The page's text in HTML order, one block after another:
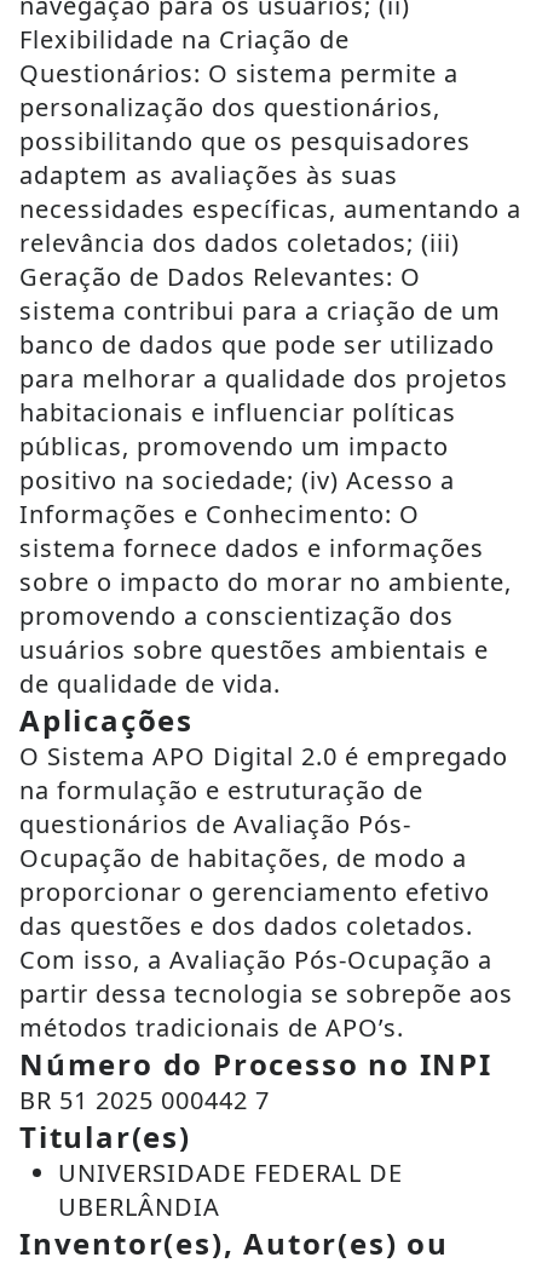
Flexibilidade na Criação de
Questionários: O sistema permite a
personalização dos questionários,
possibilitando que os pesquisadores
adaptem as avaliações às suas
necessidades específicas, aumentando a
relevância dos dados coletados; (iii)
Geração de Dados Relevantes: O
sistema contribui para a criação de um
banco de dados que pode ser utilizado
para melhorar a qualidade dos projetos
habitacionais e influenciar políticas
públicas, promovendo um impacto
positivo na sociedade; (iv) Acesso a
Informações e Conhecimento: O
sistema fornece dados e informações
sobre o impacto do morar no ambiente,
promovendo a conscientização dos
usuários sobre questões ambientais e
de qualidade de vida.
Aplicações
O Sistema APO Digital 2.0 é empregado
na formulação e estruturação de
questionários de Avaliação Pós-
Ocupação de habitações, de modo a
proporcionar o gerenciamento efetivo
das questões e dos dados coletados.
Com isso, a Avaliação Pós-Ocupação a
partir dessa tecnologia se sobrepõe aos
métodos tradicionais de APO’s.
Número do Processo no INPI
BR 51 2025 000442 7
Titular(es)
UNIVERSIDADE FEDERAL DE
UBERLÂNDIA
Inventor(es), Autor(es) ou